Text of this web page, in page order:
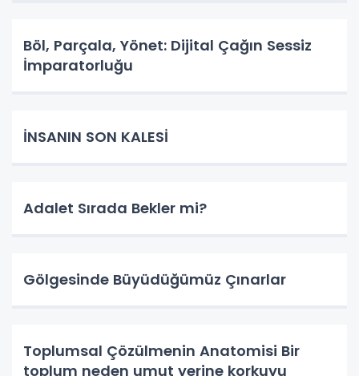
Böl, Parçala, Yönet: Dijital Çağın Sessiz
İmparatorluğu
İNSANIN SON KALESİ
Adalet Sırada Bekler mi?
Gölgesinde Büyüdüğümüz Çınarlar
Toplumsal Çözülmenin Anatomisi Bir
toplum neden umut yerine korkuyu